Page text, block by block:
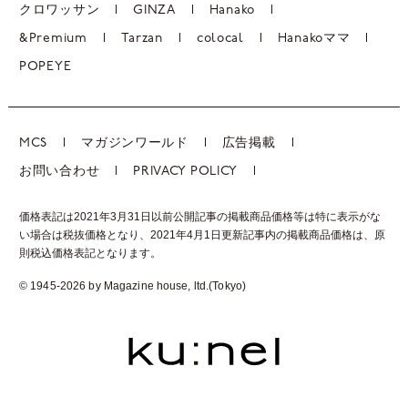
クロワッサン GINZA Hanako
&Premium Tarzan colocal Hanakoママ
POPEYE
MCS マガジンワールド 広告掲載
お問い合わせ PRIVACY POLICY
価格表記は2021年3月31日以前公開記事の掲載商品価格等は特に表示がな
い場合は税抜価格となり、2021年4月1日更新記事内の掲載商品価格は、 原
則税込価格表記となります。
© 1945-2026 by Magazine house, ltd.(Tokyo)